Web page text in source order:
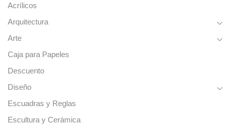
Acrílicos
Arquitectura
Arte
Caja para Papeles
Descuento
Diseño
Escuadras y Reglas
Escultura y Cerámica